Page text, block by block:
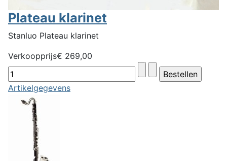
Plateau klarinet
Stanluo Plateau klarinet
Verkoopprijs€ 269,00
Artikelgegevens